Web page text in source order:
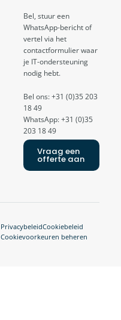
Bel, stuur een
WhatsApp-bericht of
vertel via het
contactformulier waar
je IT-ondersteuning
nodig hebt.
Bel ons: +31 (0)35 203
18 49
WhatsApp: +31 (0)35
203 18 49
Vraag een
offerte aan
PrivacybeleidCookiebeleid
Cookievoorkeuren beheren